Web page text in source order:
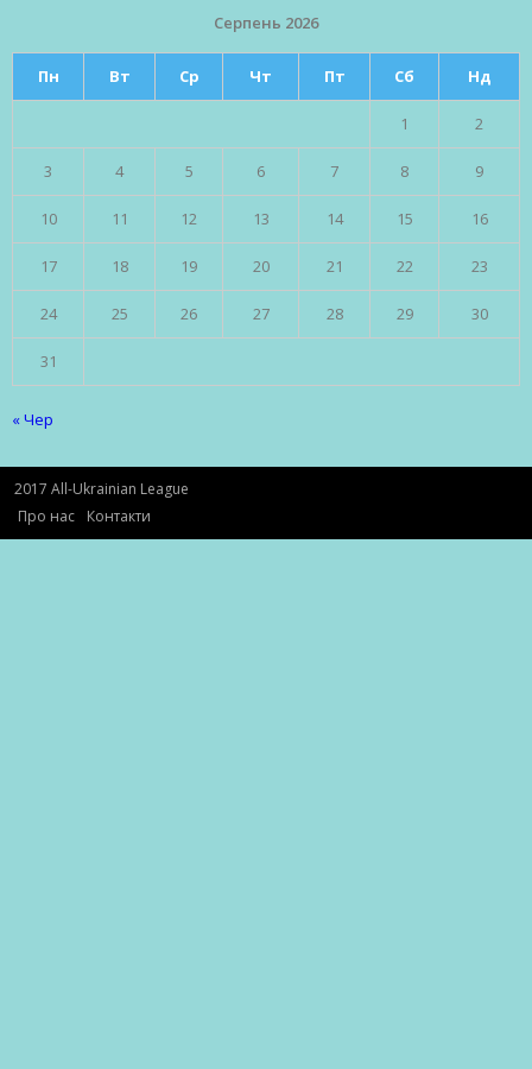
Серпень 2026
Пн Вт Ср Чт Пт Сб Нд
1 2
3 4 5 6 7 8 9
10 11 12 13 14 15 16
17 18 19 20 21 22 23
24 25 26 27 28 29 30
31
« Чер
2017 All-Ukrainian League
Про нас
Контакти